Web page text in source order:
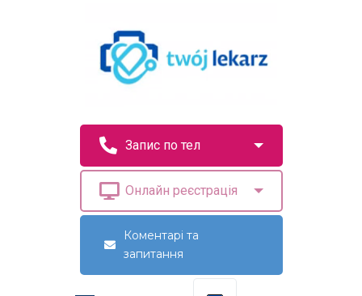
Коментарі та
запитання